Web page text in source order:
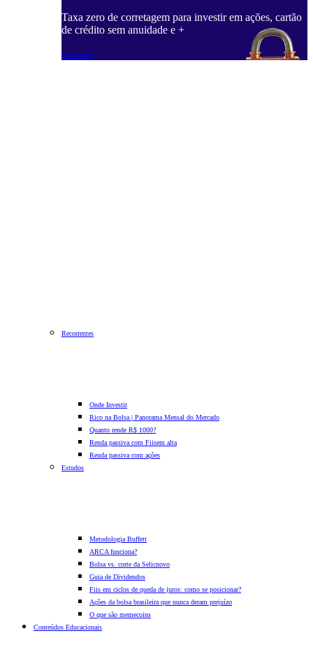
Taxa zero de corretagem para investir em ações, cartão
de crédito sem anuidade e +
Saiba mais
Recorrentes
Onde Investir
Rico na Bolsa | Panorama Mensal do Mercado
Quanto rende R$ 1000?
Renda passiva com Fiisem alta
Renda passiva com ações
Estudos
Metodologia Buffett
ARCA funciona?
Bolsa vs. corte da Selicnovo
Guia de Dividendos
Fiis em ciclos de queda de juros: como se posicionar?
Ações da bolsa brasileira que nunca deram prejuízo
O que são memecoins
Conteúdos Educacionais